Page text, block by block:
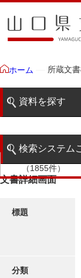
ホーム 所蔵文
資料を探す
階層検索
写真・絵はがき
検索システム
検索システムの利
（1855件）
文書詳細画面
標題
分類